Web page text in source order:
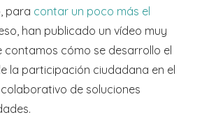
para contar un poco más el
han publicado un vídeo muy
contamos cómo se desarrollo el
la participación ciudadana en el
de soluciones